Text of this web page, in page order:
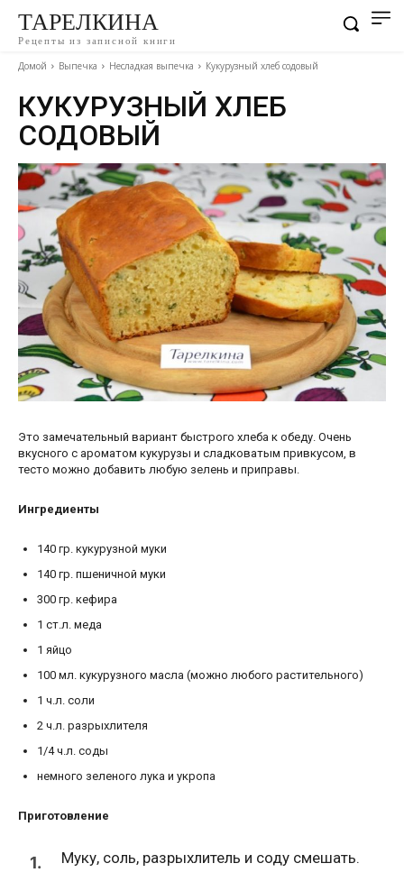
ТАРЕЛКИНА
Рецепты из записной книги
Домой Выпечка Несладкая выпечка Кукурузный хлеб содовый
КУКУРУЗНЫЙ ХЛЕБ
СОДОВЫЙ
Это замечательный вариант быстрого хлеба к обеду. Очень
вкусного с ароматом кукурузы и сладковатым привкусом, в
тесто можно добавить любую зелень и приправы.
Ингредиенты
140 гр. кукурузной муки
140 гр. пшеничной муки
300 гр. кефира
1 ст.л. меда
1 яйцо
100 мл. кукурузного масла (можно любого растительного)
1 ч.л. соли
2 ч.л. разрыхлителя
1/4 ч.л. соды
немного зеленого лука и укропа
Приготовление
1. Муку, соль, разрыхлитель и соду смешать.